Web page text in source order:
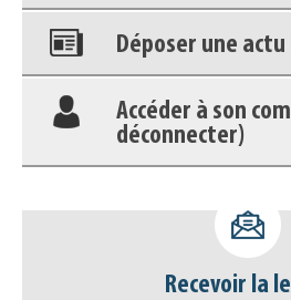
Déposer une actu
Accéder à son
déconnecter)
Nos veilles
Recevoir la